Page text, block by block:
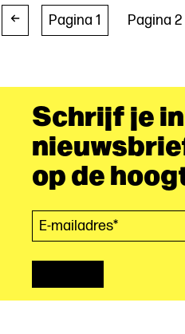
als
changemakers
Berichten
paginering
Pagina 1 Pagina 2
Schrijf je
op de